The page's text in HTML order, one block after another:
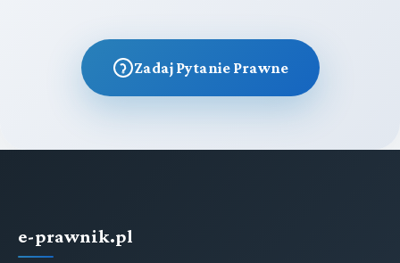
Zadaj Pytanie Prawne
e-prawnik.pl